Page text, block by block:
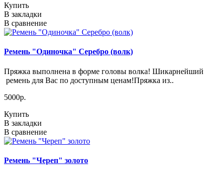
Купить
В закладки
В сравнение
Ремень "Одиночка" Серебро (волк)
Пряжка выполнена в форме головы волка! Шикарнейший
ремень для Вас по доступным ценам!Пряжка из..
5000р.
Купить
В закладки
В сравнение
Ремень "Череп" золото